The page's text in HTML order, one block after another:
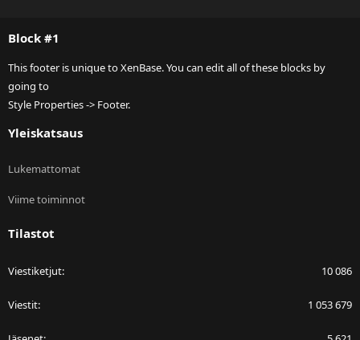
Block #1
This footer is unique to XenBase. You can edit all of these blocks by
going to
Style Properties -> Footer.
Yleiskatsaus
Lukemattomat
Viime toiminnot
Tilastot
Viestiketjut 10 086
Viestit 1 053 679